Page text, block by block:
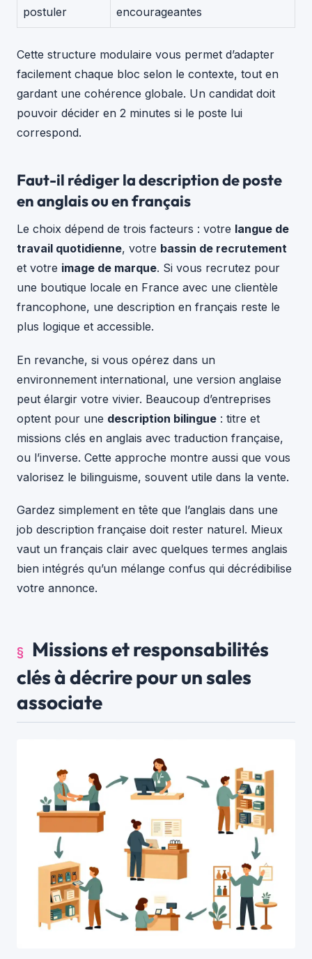
postuler
encourageantes
Cette structure modulaire vous permet d’adapter
facilement chaque bloc selon le contexte, tout en
gardant une cohérence globale. Un candidat doit
pouvoir décider en 2 minutes si le poste lui
correspond.
Faut-il rédiger la description de poste
en anglais ou en français
Le choix dépend de trois facteurs : votre langue de
travail quotidienne, votre bassin de recrutement
et votre image de marque. Si vous recrutez pour
une boutique locale en France avec une clientèle
francophone, une description en français reste le
plus logique et accessible.
En revanche, si vous opérez dans un
environnement international, une version anglaise
peut élargir votre vivier. Beaucoup d’entreprises
optent pour une description bilingue : titre et
missions clés en anglais avec traduction française,
ou l’inverse. Cette approche montre aussi que vous
valorisez le bilinguisme, souvent utile dans la vente.
Gardez simplement en tête que l’anglais dans une
job description française doit rester naturel. Mieux
vaut un français clair avec quelques termes anglais
bien intégrés qu’un mélange confus qui décrédibilise
votre annonce.
Missions et responsabilités
clés à décrire pour un sales
associate